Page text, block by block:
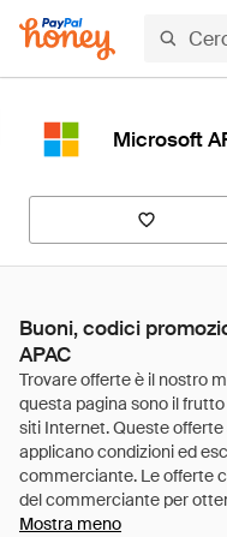
Microsoft
Buoni, codici
APAC
Mostra meno